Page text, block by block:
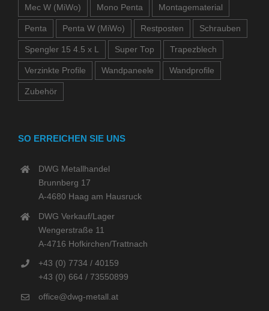
Mec W (MiWo) Mono Penta Montagematerial
Penta Penta W (MiWo) Restposten Schrauben
Spengler 15 4.5 x L Super Top Trapezblech
Verzinkte Profile Wandpaneele Wandprofile
Zubehör
SO ERREICHEN SIE UNS
DWG Metallhandel
Brunnberg 17
A-4680 Haag am Hausruck
DWG Verkauf/Lager
Wengerstraße 11
A-4716 Hofkirchen/Trattnach
+43 (0) 7734 / 40159
+43 (0) 664 / 73550899
office@dwg-metall.at